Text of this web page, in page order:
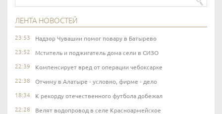
ЛЕНТА НОВОСТЕЙ
23:53 Надзор Чувашии помог повару в Батырево
23:52 Мститель и поджигатель дома сели в СИЗО
22:39 Компенсирует вред от операции чебоксарке
22:38 Отчиму в Алатыре - условно, фирме - дело
18:34 К рекорду отечественного футбола добежал
22:28 Велят водопровод в селе Красноармейское